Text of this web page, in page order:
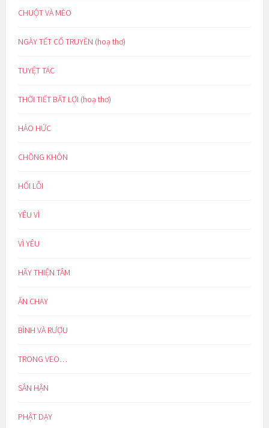
CHUỘT VÀ MÈO
NGÀY TẾT CỔ TRUYỀN (hoạ thơ)
TUYỆT TÁC
THỜI TIẾT BẤT LỢI (hoạ thơ)
HÁO HỨC
CHỒNG KHÔN
HỐI LỖI
YÊU VÌ
VÌ YÊU
HÃY THIỆN TÂM
ĂN CHAY
BÌNH VÀ RƯỢU
TRONG VEO…
SÂN HẬN
PHẬT DẠY